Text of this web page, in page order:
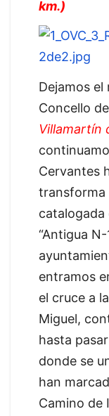
km.)
Dejamos el
Concello
Villamartín
Cervantes
transforma
catalogada
“Antigua
entramos
el cruce a
Miguel,
hasta
donde se
han
Camino de